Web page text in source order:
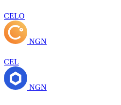
CELO
NGN
CEL
NGN